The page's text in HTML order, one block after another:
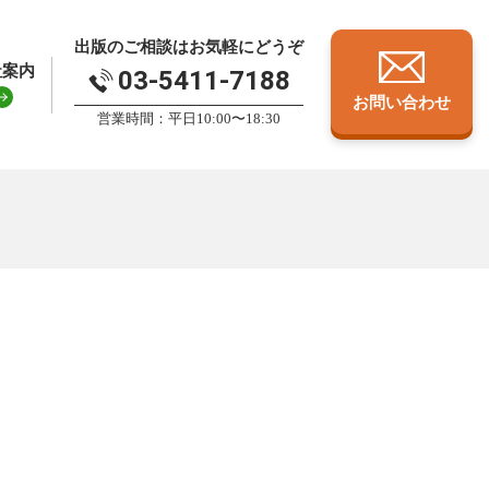
内
出版のご相談はお気軽にどうぞ
03-5411-7188
営業時間：平日10:00〜18:30
お問い合わせ